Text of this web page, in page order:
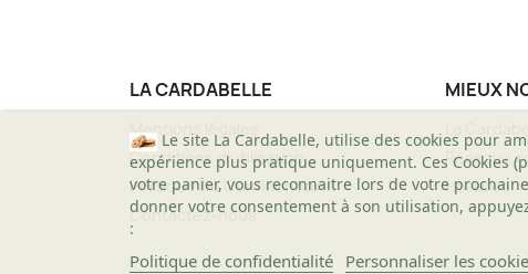
Le site La Cardabelle, utilise des cookies pour
expérience plus pratique uniquement. Ces Cookies
votre panier, vous reconnaitre lors de votre
donner votre consentement à son utilisation,
:
Politique de confidentialité Personnaliser les
LA CARDABELLE
Mentions légales
Conditions d'utilisation
Politique De Confidentialité
Contactez-nous
MIEUX
La
Réseaux
Horaires